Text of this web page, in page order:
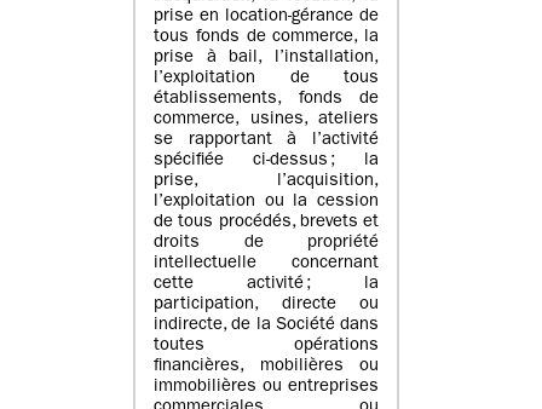
prise en location-gérance de
tous fonds de commerce, la
prise à bail, l’installation,
l’exploitation de tous
établissements, fonds de
commerce, usines, ateliers
se rapportant à l’activité
spécifiée ci-dessus ; la
prise, l’acquisition,
l’exploitation ou la cession
de tous procédés, brevets et
droits de propriété
intellectuelle concernant
cette activité ; la
participation, directe ou
indirecte, de la Société dans
toutes opérations
financières, mobilières ou
immobilières ou entreprises